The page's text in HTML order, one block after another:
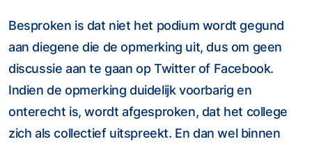
Besproken is dat niet het podium wordt gegund
aan diegene die de opmerking uit, dus om geen
discussie aan te gaan op Twitter of Facebook.
Indien de opmerking duidelijk voorbarig en
onterecht is, wordt afgesproken, dat het college
zich als collectief uitspreekt. En dan wel binnen